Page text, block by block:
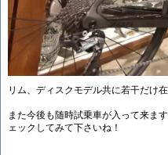
リム、ディスクモデル共に若干だけ
また今後も随時試乗車が入って来ま
ェックしてみて下さいね！